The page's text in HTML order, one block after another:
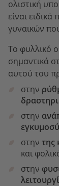
ολιστική
είναι
γυναικών
Το φυλλικό
σημαντικά
αυτού του
στην
στην
στην της
και
στην